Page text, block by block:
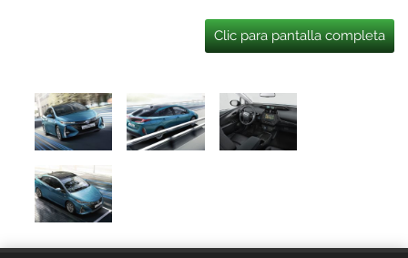
Clic para pantalla completa